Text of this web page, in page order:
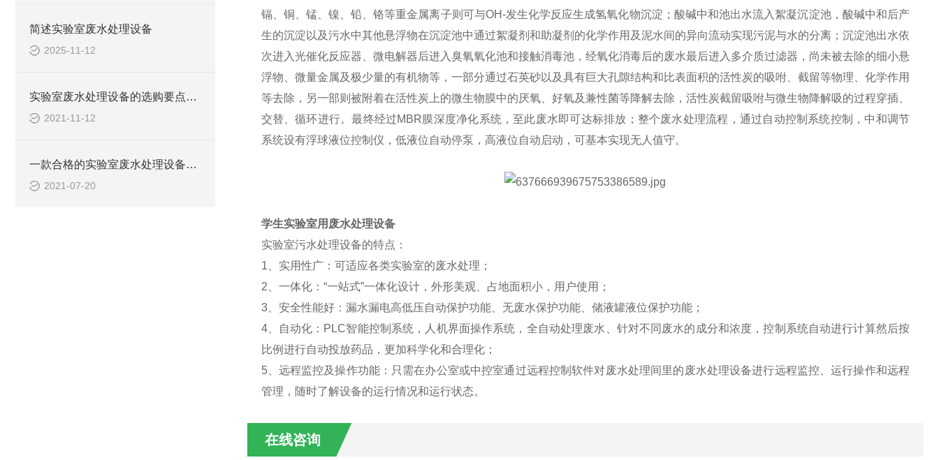
简述实验室废水处理设备
2025-11-12
实验室废水处理设备的选购要点，你知道多少？
2021-11-12
一款合格的实验室废水处理设备有哪些性能要求和组成结构？
2021-07-20
镉、铜、锰、镍、铅、铬等重金属离子则可与OH-发生化学反应生成氢氧化物沉淀；酸碱中和池出水流入絮凝沉淀池，酸碱中和后产
生的沉淀以及污水中其他悬浮物在沉淀池中通过絮凝剂和助凝剂的化学作用及泥水间的异向流动实现污泥与水的分离；沉淀池出水依
次进入光催化反应器、微电解器后进入臭氧氧化池和接触消毒池，经氧化消毒后的废水最后进入多介质过滤器，尚未被去除的细小悬
浮物、微量金属及极少量的有机物等，一部分通过石英砂以及具有巨大孔隙结构和比表面积的活性炭的吸咐、截留等物理、化学作用
等去除，另一部则被附着在活性炭上的微生物膜中的厌氧、好氧及兼性菌等降解去除，活性炭截留吸咐与微生物降解吸的过程穿插、
交替、循环进行。最终经过MBR膜深度净化系统，至此废水即可达标排放；整个废水处理流程，通过自动控制系统控制，中和调节
系统设有浮球液位控制仪，低液位自动停泵，高液位自动启动，可基本实现无人值守。
学生实验室用废水处理设备
实验室污水处理设备的特点：
1、实用性广：可适应各类实验室的废水处理；
2、一体化：“一站式”一体化设计，外形美观、占地面积小，用户使用；
3、安全性能好：漏水漏电高低压自动保护功能、无废水保护功能、储液罐液位保护功能；
4、自动化：PLC智能控制系统，人机界面操作系统，全自动处理废水、针对不同废水的成分和浓度，控制系统自动进行计算然后按
比例进行自动投放药品，更加科学化和合理化；
5、远程监控及操作功能：只需在办公室或中控室通过远程控制软件对废水处理间里的废水处理设备进行远程监控、运行操作和远程
管理，随时了解设备的运行情况和运行状态。
在线咨询